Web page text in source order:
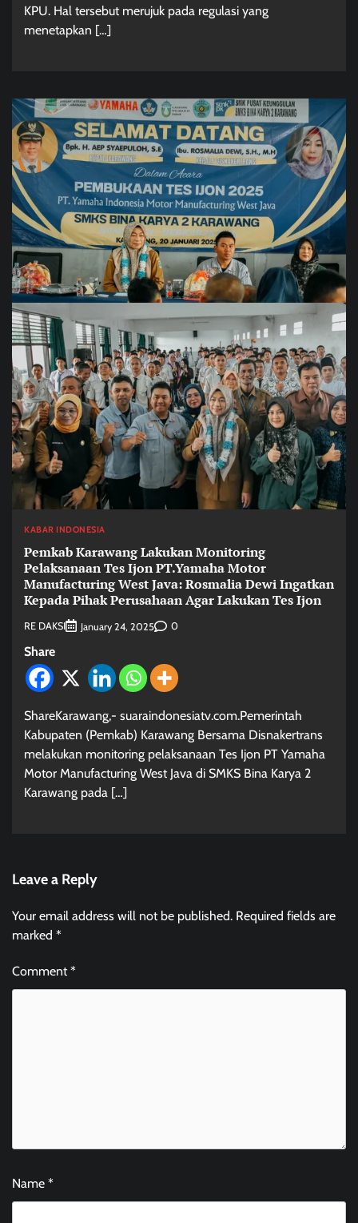
KPU. Hal tersebut merujuk pada regulasi yang
menetapkan […]
KABAR INDONESIA
Pemkab Karawang Lakukan Monitoring
Pelaksanaan Tes Ijon PT.Yamaha Motor
Manufacturing West Java: Rosmalia Dewi Ingatkan
Kepada Pihak Perusahaan Agar Lakukan Tes Ijon
RE DAKSI January 24, 2025 0
Share
ShareKarawang,- suaraindonesiatv.com.Pemerintah
Kabupaten (Pemkab) Karawang Bersama Disnakertrans
melakukan monitoring pelaksanaan Tes Ijon PT Yamaha
Motor Manufacturing West Java di SMKS Bina Karya 2
Karawang pada […]
Leave a Reply
Your email address will not be published. Required fields are
marked *
Comment*
Name *